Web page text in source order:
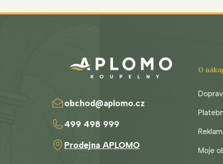
obchod@aplomo.cz
499 498 999
Prodejna APLOMO
O
Moje